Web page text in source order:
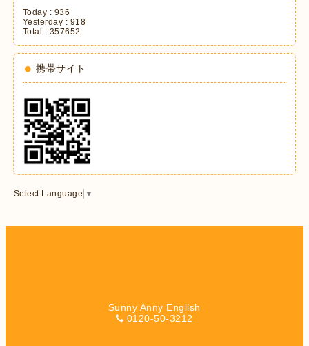
Today : 936
Yesterday : 918
Total : 357652
携帯サイト
Select Language ▼
Sunny Anny English
0120-50-3212